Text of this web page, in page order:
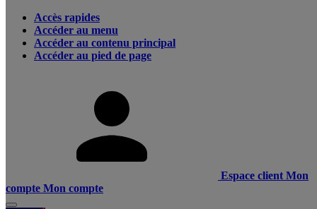
Accès rapides
Accéder au menu
Accéder au contenu principal
Accéder au pied de page
Espace client Mon
compte Mon compte